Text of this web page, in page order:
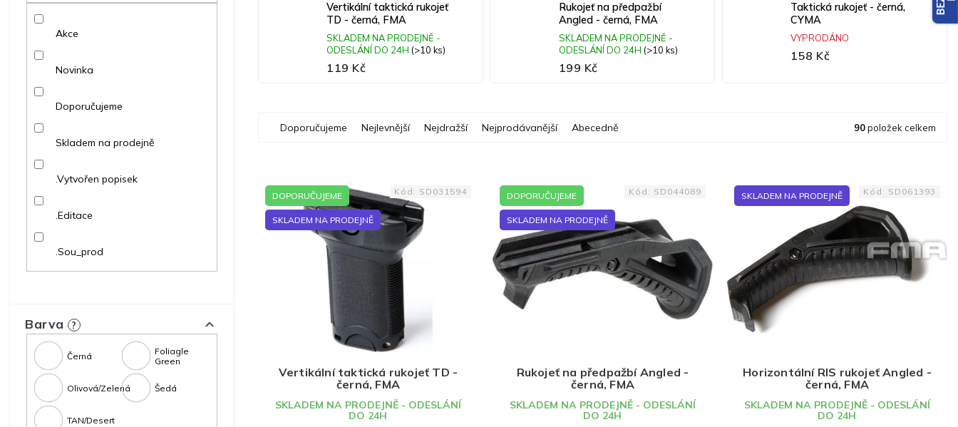
Akce
Novinka
Doporučujeme
Skladem na prodejně
.Vytvořen popisek
.Editace
.Sou_prod
Barva ?
Černá
Foliagle
Green
Olivová/Zelená Šedá
TAN/Desert
Vertikální taktická rukojeť
TD - černá, FMA
SKLADEM NA PRODEJNĚ -
ODESLÁNÍ DO 24H (>10 ks)
119 Kč
Rukojeť na předpažbí
Angled - černá, FMA
SKLADEM NA PRODEJNĚ -
ODESLÁNÍ DO 24H (>10 ks)
199 Kč
Taktická rukojeť - černá,
CYMA
VYPRODÁNO
158 Kč
Ř
a
n
í
p
r
Doporučujeme Nejlevnější Nejdražší Nejprodávanější Abecedně 90položek celkem
p
DOPORUČUJEME
SKLADEM NA PRODEJNĚ
Vertikální taktická rukojeť TD -
černá, FMA
SKLADEM NA PRODEJNĚ - ODESLÁNÍ
DO 24H
Kód: SD031594 DOPORUČUJEME
SKLADEM NA PRODEJNĚ
Rukojeť na předpažbí Angled -
černá, FMA
SKLADEM NA PRODEJNĚ - ODESLÁNÍ
DO 24H
Kód: SD044089 SKLADEM NA PRODEJNĚ
Horizontální RIS rukojeť Angled -
černá, FMA
SKLADEM NA PRODEJNĚ - ODESLÁNÍ
DO 24H
Kód: SD061393